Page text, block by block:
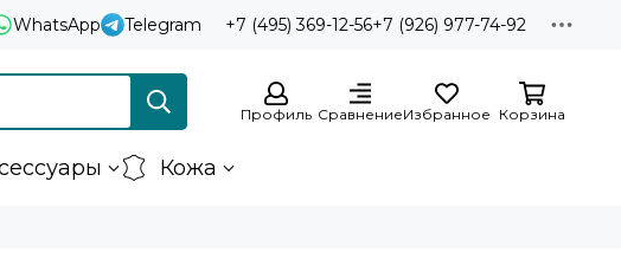
WhatsApp Telegram +7 (495) 369-12-56+7 (926) 977-74-92
Профиль СравнениеИзбранное Корзина
Кожа